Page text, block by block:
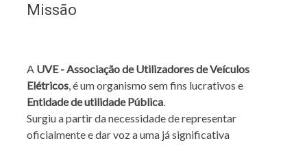
Missão
A UVE - Associação de Utilizadores de Veículos
Elétricos, é um organismo sem fins lucrativos e
Entidade de utilidade Pública.
Surgiu a partir da necessidade de representar
oficialmente e dar voz a uma já significativa